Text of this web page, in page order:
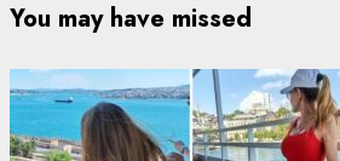
You may have missed